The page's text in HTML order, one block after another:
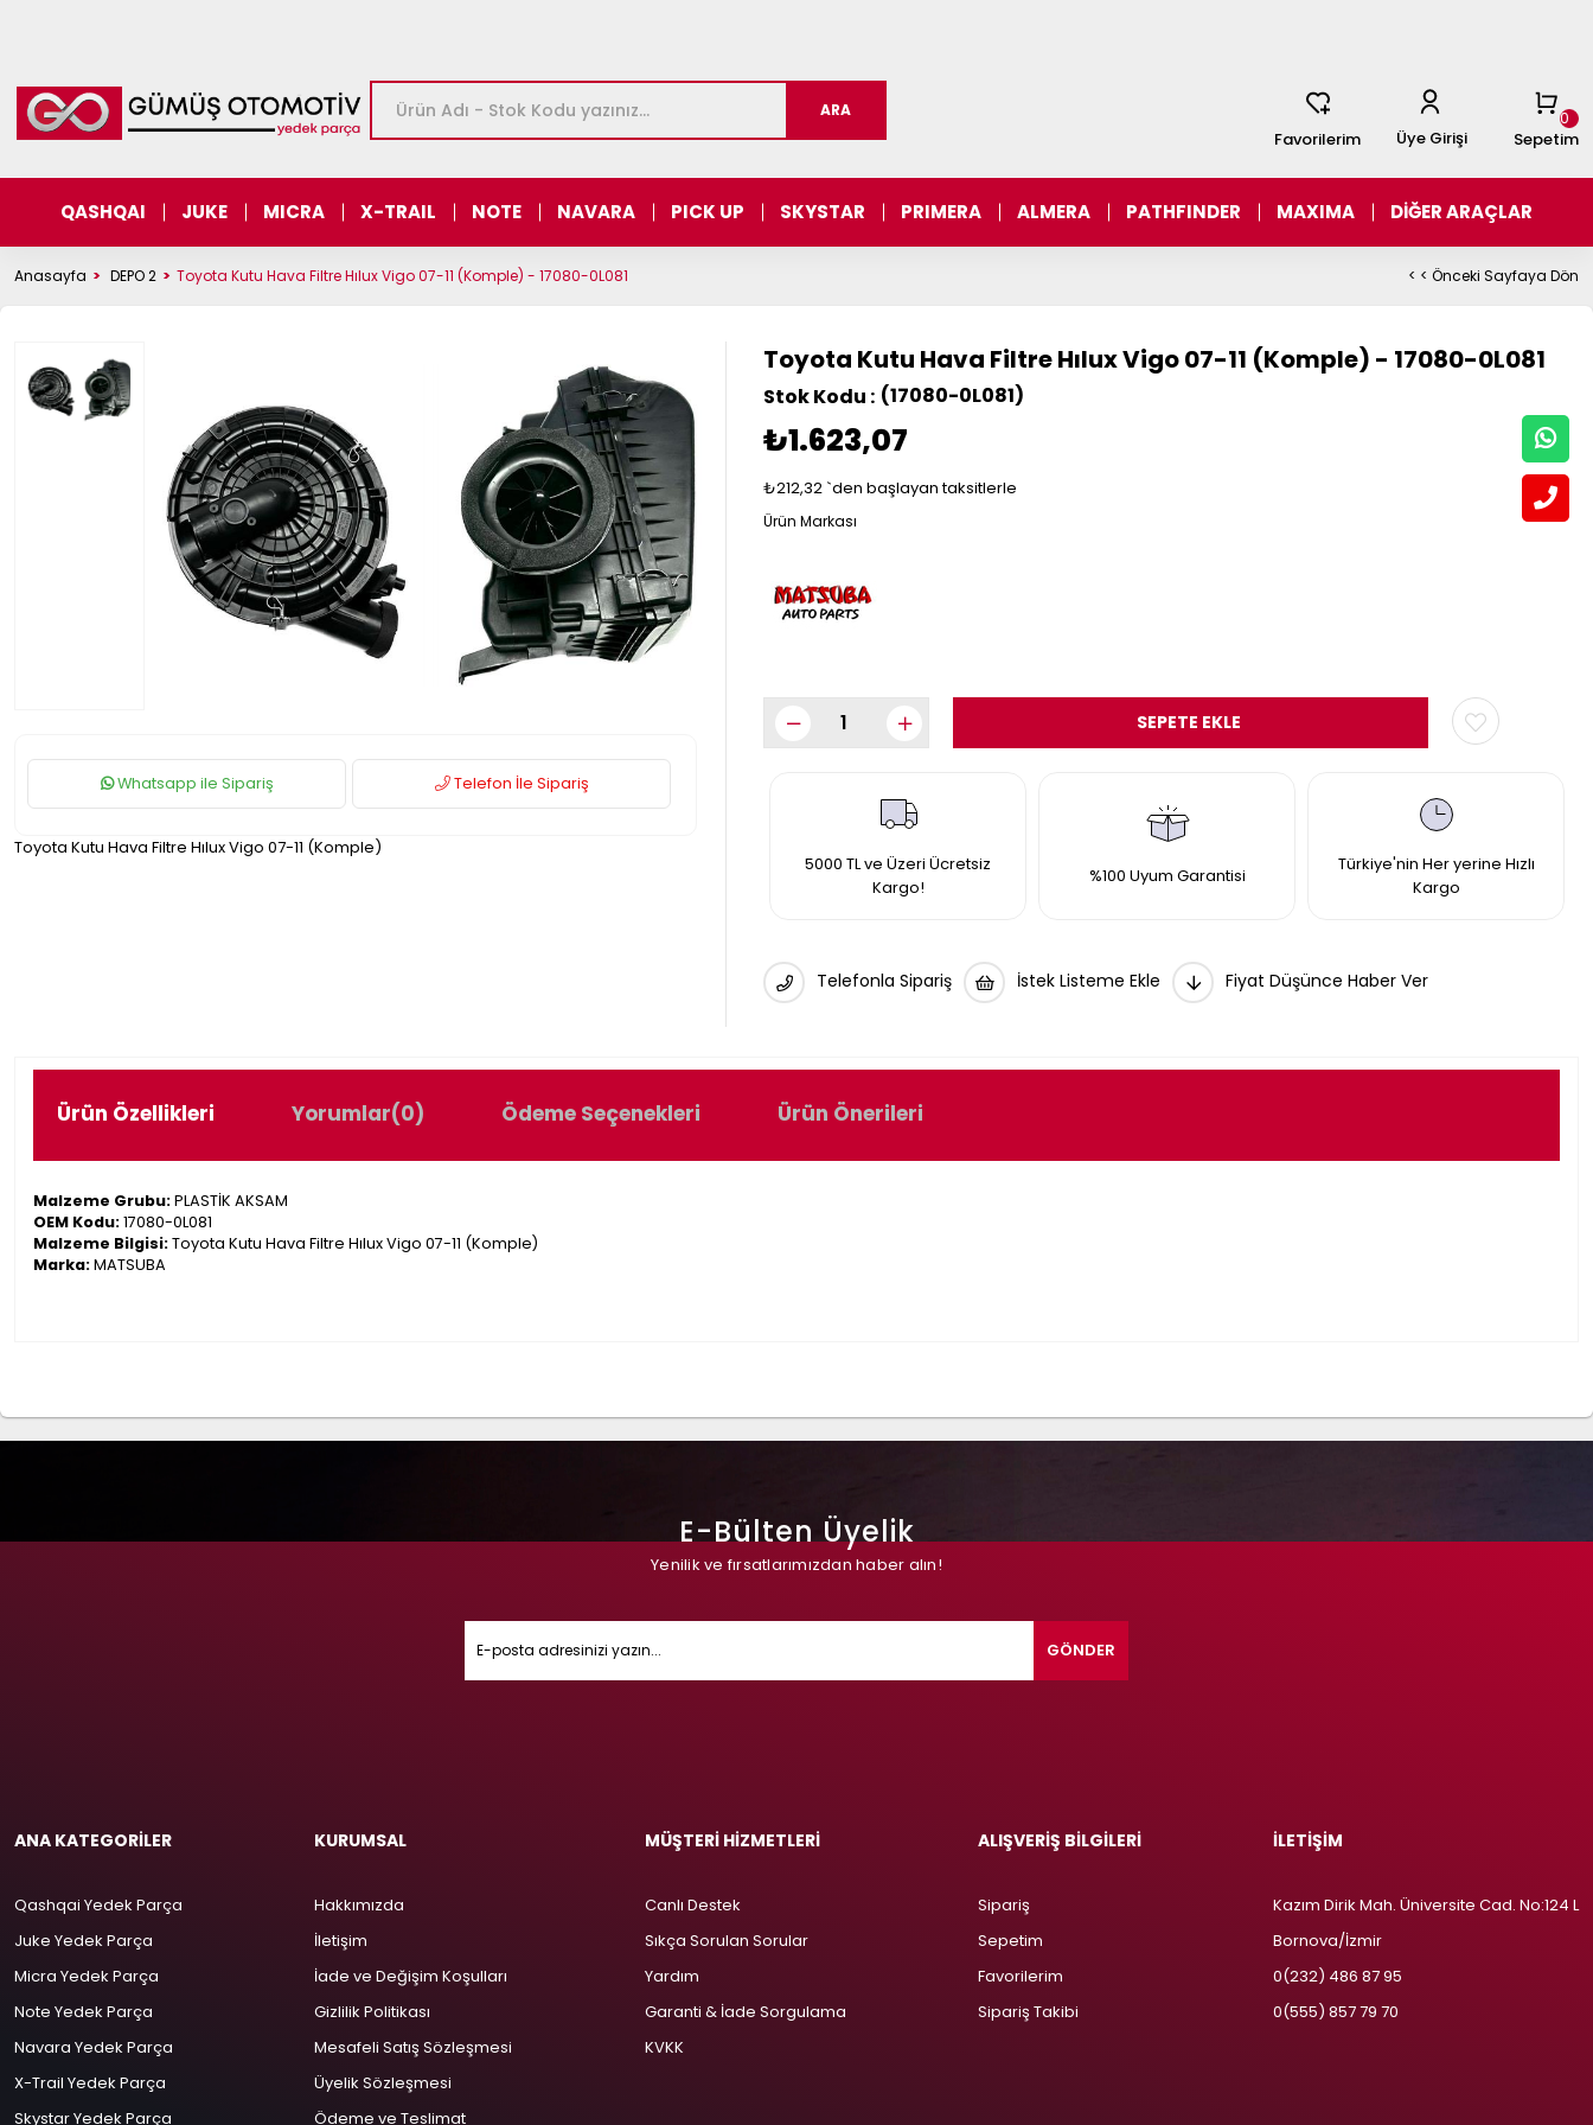
Sepetim
0
Favorilerim
Üye Girişi
QASHQAI JUKE MICRA X-TRAIL NOTE NAVARA PICK UP SKYSTAR PRIMERA ALMERA PATHFINDER MAXIMA DİĞER ARAÇLAR
Anasayfa DEPO 2 Toyota Kutu Hava Filtre Hılux Vigo 07-11 (Komple) - 17080-0L081 < < Önceki Sayfaya Dön
Whatsapp ile Sipariş Telefon İle Sipariş
Toyota Kutu Hava Filtre Hılux Vigo 07-11 (Komple)
Toyota Kutu Hava Filtre Hılux Vigo 07-11 (Komple) - 17080-0L081
(17080-0L081)
₺1.623,07
₺212,32 `den başlayan taksitlerle
5000 TL ve Üzeri Ücretsiz
Kargo!
%100 Uyum Garantisi
Türkiye'nin Her yerine Hızlı
Kargo
Telefonla Sipariş İstek Listeme Ekle Fiyat Düşünce Haber Ver
Ürün Özellikleri Yorumlar(0) Ödeme Seçenekleri Ürün Önerileri
Malzeme Grubu:PLASTİK AKSAM
OEM Kodu:17080-0L081
Malzeme Bilgisi:Toyota Kutu Hava Filtre Hılux Vigo 07-11 (Komple)
Marka:MATSUBA
E-Bülten Üyelik
Yenilik ve fırsatlarımızdan haber alın!
GÖNDER
ANA KATEGORİLER
Qashqai Yedek Parça
Juke Yedek Parça
Micra Yedek Parça
Note Yedek Parça
Navara Yedek Parça
X-Trail Yedek Parça
Skystar Yedek Parça
KURUMSAL
Hakkımızda
İletişim
İade ve Değişim Koşulları
Gizlilik Politikası
Mesafeli Satış Sözleşmesi
Üyelik Sözleşmesi
Ödeme ve Teslimat
MÜŞTERİ HİZMETLERİ
Canlı Destek
Sıkça Sorulan Sorular
Yardım
Garanti & İade Sorgulama
KVKK
ALIŞVERİŞ BİLGİLERİ
Sipariş
Sepetim
Favorilerim
Sipariş Takibi
İLETİŞİM
Kazım Dirik Mah. Üniversite Cad. No:124 L
Bornova/İzmir
0(232) 486 87 95
0(555) 857 79 70